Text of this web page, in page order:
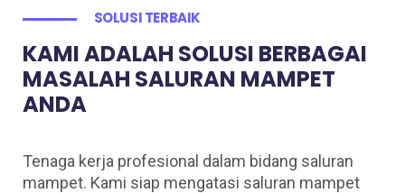
SOLUSI TERBAIK
KAMI ADALAH SOLUSI BERBAGAI
MASALAH SALURAN MAMPET
ANDA
Tenaga kerja profesional dalam bidang saluran
mampet. Kami siap mengatasi saluran mampet